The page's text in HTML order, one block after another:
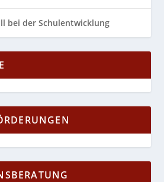
bei der Schulentwicklung